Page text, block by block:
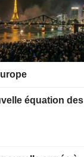
équation des